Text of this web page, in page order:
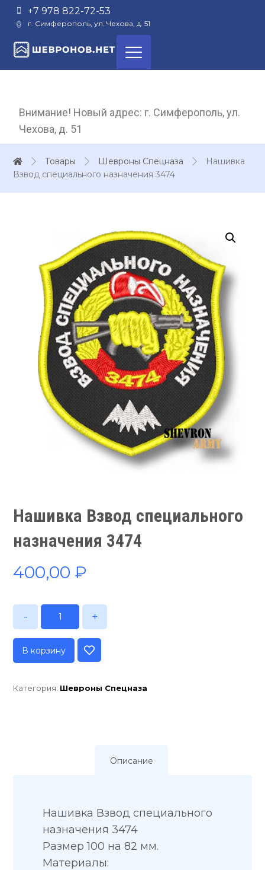
+7 978 822-72-53
г. Симферополь, ул. Чехова, д. 51
Внимание! Новый адрес: г. Симферополь, ул.
Чехова, д. 51
Товары Шевроны Спецназа
Нашивка
Взвод специального назначения 3474
Нашивка Взвод специального
назначения 3474
400,00₽
- +
В корзину
Категория: Шевроны Спецназа
Описание
Нашивка Взвод специального
назначения 3474
Размер 100 на 82 мм.
Материалы: